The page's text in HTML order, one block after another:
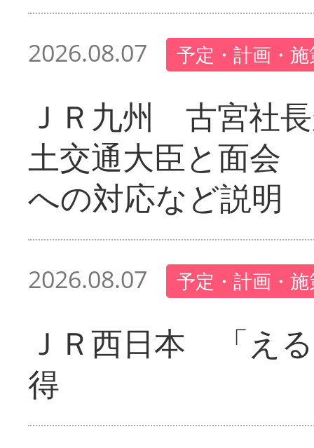
2026.08.07 予定・計画・
ＪＲ九州 古宮社
土交通大臣と面会
への対応など説明
2026.08.07 予定・計画・
ＪＲ西日本 「え
得